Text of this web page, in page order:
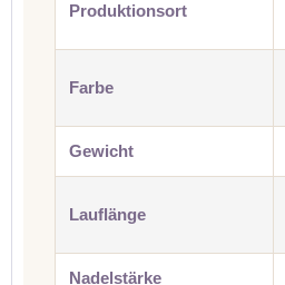
Produktionsort
Farbe
Gewicht
Lauflänge
Nadelstärke